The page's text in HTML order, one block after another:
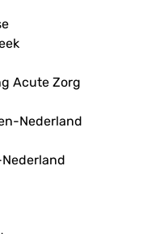
Acute Zorg
Nederland